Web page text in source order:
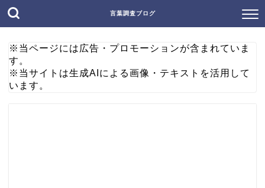
言葉調査ブログ
※当ページには広告・プロモーションが含まれていま
す。
※当サイトは生成AIによる画像・テキストを活用して
います。